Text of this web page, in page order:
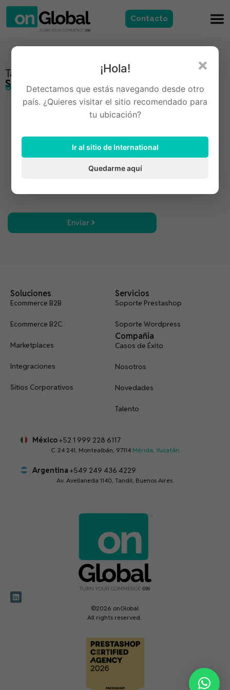
Contacto
Talento
Sumate al equipo de
onGlobal
Adjunta tu CV
Enviar
©2026 onGlobal.
All rights reserved.
Soluciones
Ecommerce B2B
Ecommerce B2C
Marketplaces
Integraciones
Sitios Corporativos
Servicios
Soporte Prestashop
Soporte Wordpress
Compañia
Casos de Éxito
Nosotros
Novedades
Talento
México+52 1 999 228 6117
C. 24 241, Montealbán, 97114 Mérida, Yucatán
Argentina+549 249 436 4229
Av. Avellaneda 1140, Tandil, Buenos Aires.
×
¡Hola!
Detectamos que estás navegando desde otro
país. ¿Quieres visitar el sitio recomendado para
tu ubicación?
Ir al sitio de International
Quedarme aquí